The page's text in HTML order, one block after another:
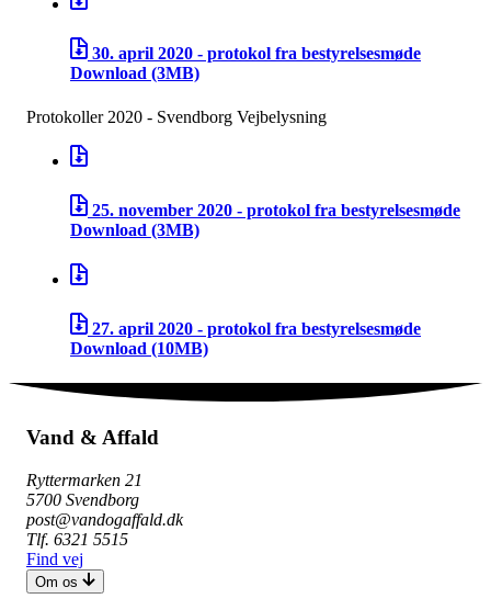
30. april 2020 - protokol fra bestyrelsesmøde
Download (3MB)
Protokoller 2020 - Svendborg Vejbelysning
25. november 2020 - protokol fra bestyrelsesmøde
Download (3MB)
27. april 2020 - protokol fra bestyrelsesmøde
Download (10MB)
Vand & Affald
Ryttermarken 21
5700 Svendborg
post@vandogaffald.dk
Tlf. 6321 5515
Find vej
Om os